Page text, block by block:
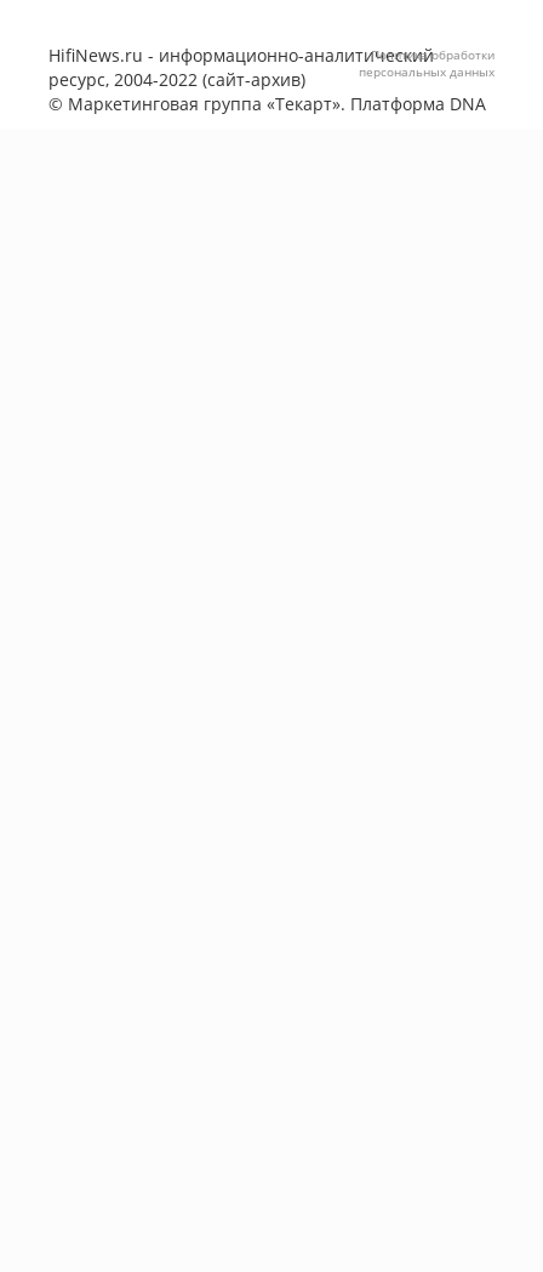
HifiNews.ru - информационно-аналитический
ресурс, 2004-2022 (сайт-архив)
© Маркетинговая группа «Текарт». Платформа DNA
Политика обработки
персональных данных